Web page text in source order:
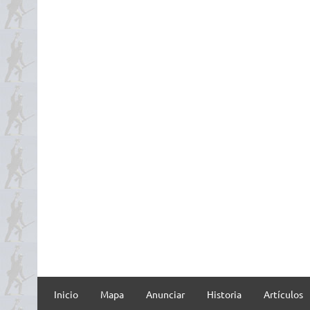
Inicio Mapa Anunciar Historia Artículos